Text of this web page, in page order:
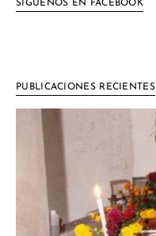
SIGUENOS EN FACEBOOK
PUBLICACIONES RECIENTES